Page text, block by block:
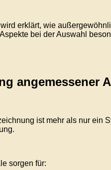
wird erklärt, wie
bei der Auswahl
angemessener
ist mehr als nur ein
sorgen für: